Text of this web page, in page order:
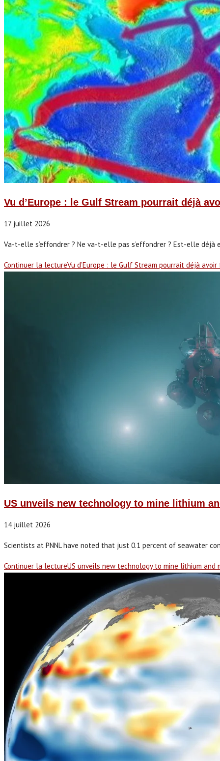
Vu d’Europe : le Gulf Stream pourrait déjà
17 juillet 2026
Va-t-elle s’effondrer ? Ne va-t-elle pas s’effondrer ? Est-elle déjà
Continuer la lectureVu d’Europe : le Gulf Stream pourrait déjà
US unveils new technology to mine lithium
14 juillet 2026
Scientists at PNNL have noted that just 0.1 percent of seawater
Continuer la lectureUS unveils new technology to mine lithium and